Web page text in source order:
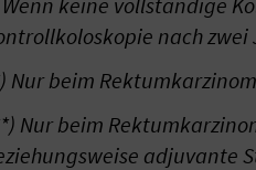
nach
Nur beim
Nur beim
adjuvante